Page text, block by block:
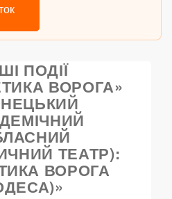
ПОДІЇ
ВОРОГА»
ТЕАТР):
ВОРОГА